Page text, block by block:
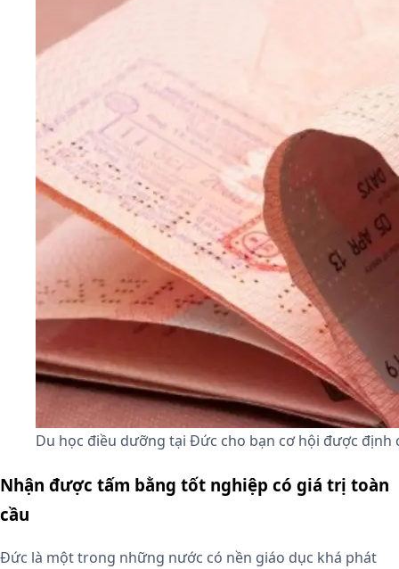
Du học điều dưỡng tại Đức cho bạn cơ hội được định
Nhận được tấm bằng tốt nghiệp có giá trị toàn
cầu
Đức là một trong những nước có nền giáo dục khá phát